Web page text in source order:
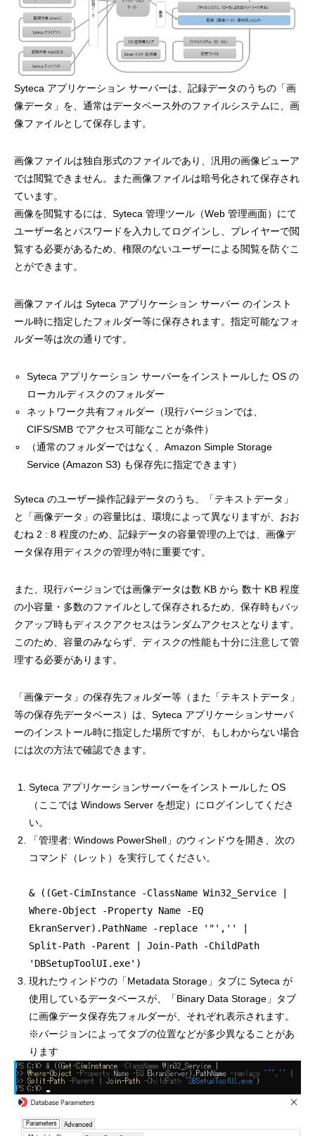
Syteca アプリケーション サーバーは、記録データのうちの「画
像データ」を、通常はデータベース外のファイルシステムに、画
像ファイルとして保存します。
画像ファイルは独自形式のファイルであり、汎用の画像ビューア
では閲覧できません。また画像ファイルは暗号化されて保存され
ています。
画像を閲覧するには、Syteca 管理ツール（Web 管理画面）にて
ユーザー名とパスワードを入力してログインし、プレイヤーで閲
覧する必要があるため、権限のないユーザーによる閲覧を防ぐこ
とができます。
画像ファイルは Syteca アプリケーション サーバー のインスト
ール時に指定したフォルダー等に保存されます。指定可能なフォ
ルダー等は次の通りです。
Syteca アプリケーション サーバーをインストールした OS の
ローカルディスクのフォルダー
ネットワーク共有フォルダー（現行バージョンでは、
CIFS/SMB でアクセス可能なことが条件）
（通常のフォルダーではなく、Amazon Simple Storage
Service (Amazon S3) も保存先に指定できます）
Syteca のユーザー操作記録データのうち、「テキストデータ」
と「画像データ」の容量比は、環境によって異なりますが、おお
むね 2 : 8 程度のため、記録データの容量管理の上では、画像デ
ータ保存用ディスクの管理が特に重要です。
また、現行バージョンでは画像データは数 KB から 数十 KB 程度
の小容量・多数のファイルとして保存されるため、保存時もバッ
クアップ時もディスクアクセスはランダムアクセスとなります。
このため、容量のみならず、ディスクの性能も十分に注意して管
理する必要があります。
「画像データ」の保存先フォルダー等（また「テキストデータ」
等の保存先データベース）は、Syteca アプリケーションサーバ
ーのインストール時に指定した場所ですが、もしわからない場合
には次の方法で確認できます。
Syteca アプリケーションサーバーをインストールした OS
（ここでは Windows Server を想定）にログインしてくださ
い。
「管理者: Windows PowerShell」のウィンドウを開き、次の
コマンド（レット）を実行してください。
& ((Get-CimInstance -ClassName Win32_Service |
Where-Object -Property Name -EQ
EkranServer).PathName -replace '"','' |
Split-Path -Parent | Join-Path -ChildPath
'DBSetupToolUI.exe')
現れたウィンドウの「Metadata Storage」タブに Syteca が
使用しているデータベースが、「Binary Data Storage」タブ
に画像データ保存先フォルダーが、それぞれ表示されます。
※バージョンによってタブの位置などが多少異なることがあ
ります